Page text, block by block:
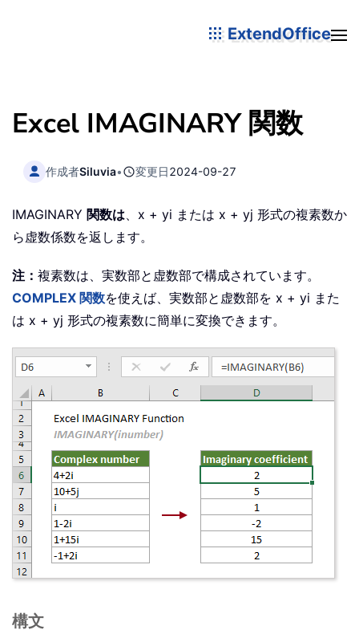
ExtendOffice
Excel IMAGINARY 関数
作成者Siluvia• 変更日2024-09-27
IMAGINARY 関数は、x + yi または x + yj 形式の複素数か
ら虚数係数を返します。
注： 複素数は、実数部と虚数部で構成されています。
COMPLEX 関数を使えば、実数部と虚数部を x + yi また
は x + yj 形式の複素数に簡単に変換できます。
構文